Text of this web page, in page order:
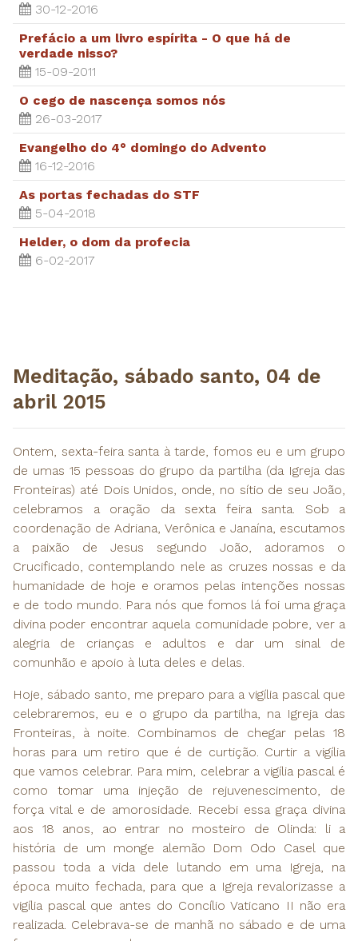
30-12-2016
Prefácio a um livro espírita - O que há de
verdade nisso?
15-09-2011
O cego de nascença somos nós
26-03-2017
Evangelho do 4° domingo do Advento
16-12-2016
As portas fechadas do STF
5-04-2018
Helder, o dom da profecia
6-02-2017
Meditação, sábado santo, 04 de
abril 2015
Ontem, sexta-feira santa à tarde, fomos eu e um grupo
de umas 15 pessoas do grupo da partilha (da Igreja das
Fronteiras) até Dois Unidos, onde, no sítio de seu João,
celebramos a oração da sexta feira santa. Sob a
coordenação de Adriana, Verônica e Janaína, escutamos
a paixão de Jesus segundo João, adoramos o
Crucificado, contemplando nele as cruzes nossas e da
humanidade de hoje e oramos pelas intenções nossas
e de todo mundo. Para nós que fomos lá foi uma graça
divina poder encontrar aquela comunidade pobre, ver a
alegria de crianças e adultos e dar um sinal de
comunhão e apoio à luta deles e delas.
Hoje, sábado santo, me preparo para a vigília pascal que
celebraremos, eu e o grupo da partilha, na Igreja das
Fronteiras, à noite. Combinamos de chegar pelas 18
horas para um retiro que é de curtição. Curtir a vigília
que vamos celebrar. Para mim, celebrar a vigília pascal é
como tomar uma injeção de rejuvenescimento, de
força vital e de amorosidade. Recebi essa graça divina
aos 18 anos, ao entrar no mosteiro de Olinda: li a
história de um monge alemão Dom Odo Casel que
passou toda a vida dele lutando em uma Igreja, na
época muito fechada, para que a Igreja revalorizasse a
vigília pascal que antes do Concílio Vaticano II não era
realizada. Celebrava-se de manhã no sábado e de uma